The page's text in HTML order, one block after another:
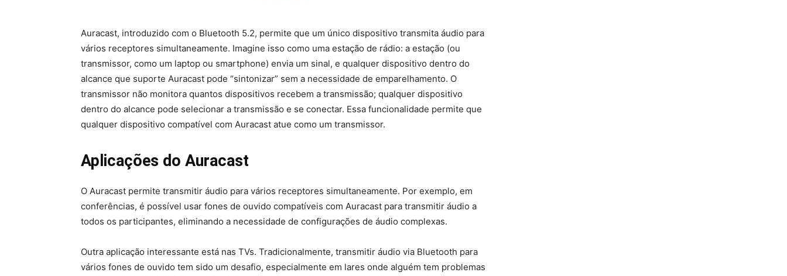
Auracast, introduzido com o Bluetooth 5.2, permite que um único dispositivo transmita áudio para
vários receptores simultaneamente. Imagine isso como uma estação de rádio: a estação (ou
transmissor, como um laptop ou smartphone) envia um sinal, e qualquer dispositivo dentro do
alcance que suporte Auracast pode “sintonizar” sem a necessidade de emparelhamento. O
transmissor não monitora quantos dispositivos recebem a transmissão; qualquer dispositivo
dentro do alcance pode selecionar a transmissão e se conectar. Essa funcionalidade permite que
qualquer dispositivo compatível com Auracast atue como um transmissor.
Aplicações do Auracast
O Auracast permite transmitir áudio para vários receptores simultaneamente. Por exemplo, em
conferências, é possível usar fones de ouvido compatíveis com Auracast para transmitir áudio a
todos os participantes, eliminando a necessidade de configurações de áudio complexas.
Outra aplicação interessante está nas TVs. Tradicionalmente, transmitir áudio via Bluetooth para
vários fones de ouvido tem sido um desafio, especialmente em lares onde alguém tem problemas